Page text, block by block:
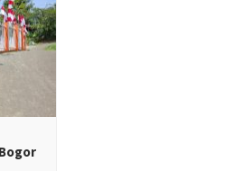
Mukab IX KADIN
Bogor, PHRI Bulat
Ridwan Rusliadi